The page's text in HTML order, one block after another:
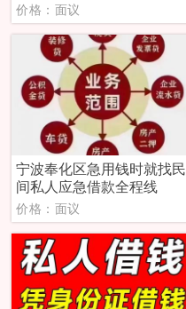
价格：面议
宁波奉化区急用钱时就找民
间私人应急借款全程线
价格：面议